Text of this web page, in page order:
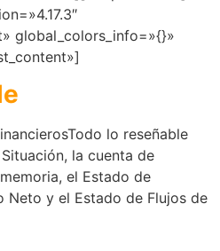
global_colors_info=»{}»
lo reseñable
la cuenta de
el Estado de
Neto y el Estado de Flujos de